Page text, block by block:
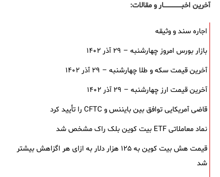
آخرین اخبــــــــــــــــــار و مقالات:
اجاره سند و وثیقه
بازار بورس امروز چهارشنبه – ۲۹ آذر ۱۴۰۲
آخرین قیمت سکه و طلا چهارشنبه – ۲۹ آذر ۱۴۰۲
آخرین قیمت ارز چهارشنبه – ۲۹ آذر ۱۴۰۲
قاضی آمریکایی توافق بین بایننس و CFTC را تأیید کرد
نماد معاملاتی ETF بیت کوین بلک ‌راک مشخص شد
قیمت هش بیت کوین به ۱۲۵ هزار دلار به‌ ازای هر اگزاهش بیشتر
شد